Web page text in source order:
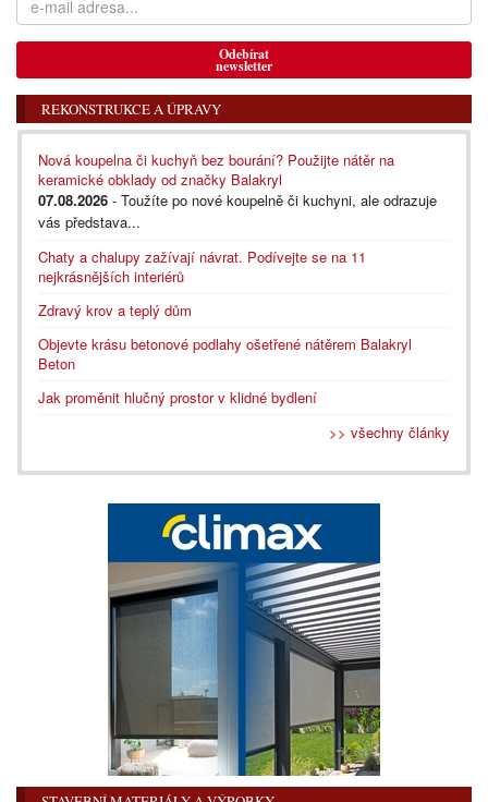
Odebírat
newsletter
REKONSTRUKCE A ÚPRAVY
Nová koupelna či kuchyň bez bourání? Použijte nátěr na
keramické obklady od značky Balakryl
07.08.2026 - Toužíte po nové koupelně či kuchyni, ale odrazuje
vás představa...
Chaty a chalupy zažívají návrat. Podívejte se na 11
nejkrásnějších interiérů
Zdravý krov a teplý dům
Objevte krásu betonové podlahy ošetřené nátěrem Balakryl
Beton
Jak proměnit hlučný prostor v klidné bydlení
>> všechny články